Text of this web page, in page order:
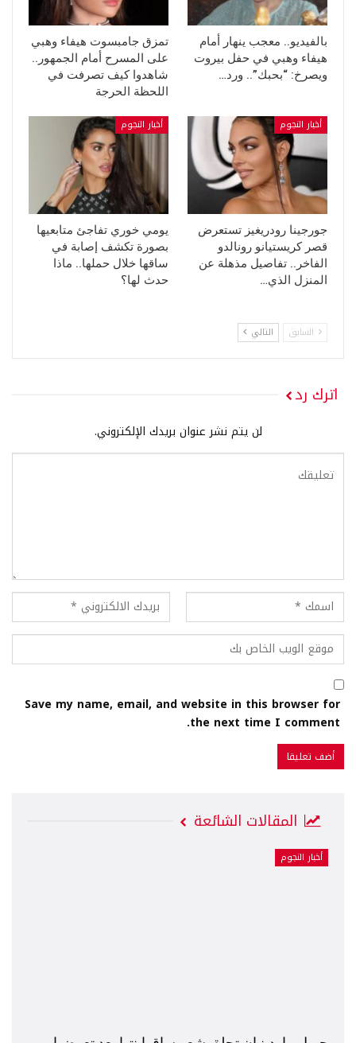
بالفيديو.. معجب ينهار أمام
هيفاء وهبي في حفل بيروت
ويصرخ: “بحبك”.. ورد…
تمزق جامبسوت هيفاء وهبي
على المسرح أمام الجمهور..
شاهدوا كيف تصرفت في
اللحظة الحرجة
أخبار النجوم
جورجينا رودريغيز تستعرض
قصر كريستيانو رونالدو
الفاخر.. تفاصيل مذهلة عن
المنزل الذي…
أخبار النجوم
يومي خوري تفاجئ متابعيها
بصورة تكشف إصابة في
ساقها خلال حملها.. ماذا
حدث لها؟
السابق التالي
اترك رد
لن يتم نشر عنوان بريدك الإلكتروني.
Save my name, email, and website in this browser for
the next time I comment.
المقالات الشائعة
أخبار النجوم